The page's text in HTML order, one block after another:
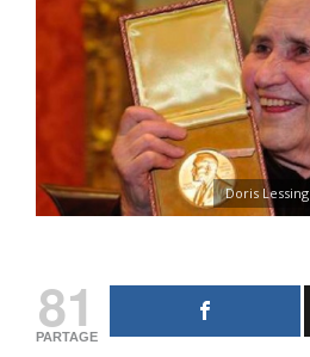
Doris Lessing
81
PARTAGE